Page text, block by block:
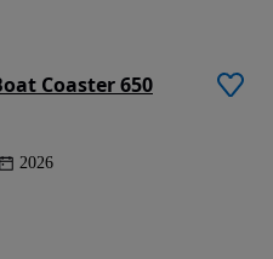
Coaster 650
2026